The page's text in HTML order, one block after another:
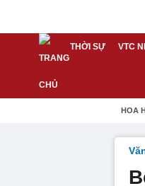
THỜI SỰ VTC
HOA